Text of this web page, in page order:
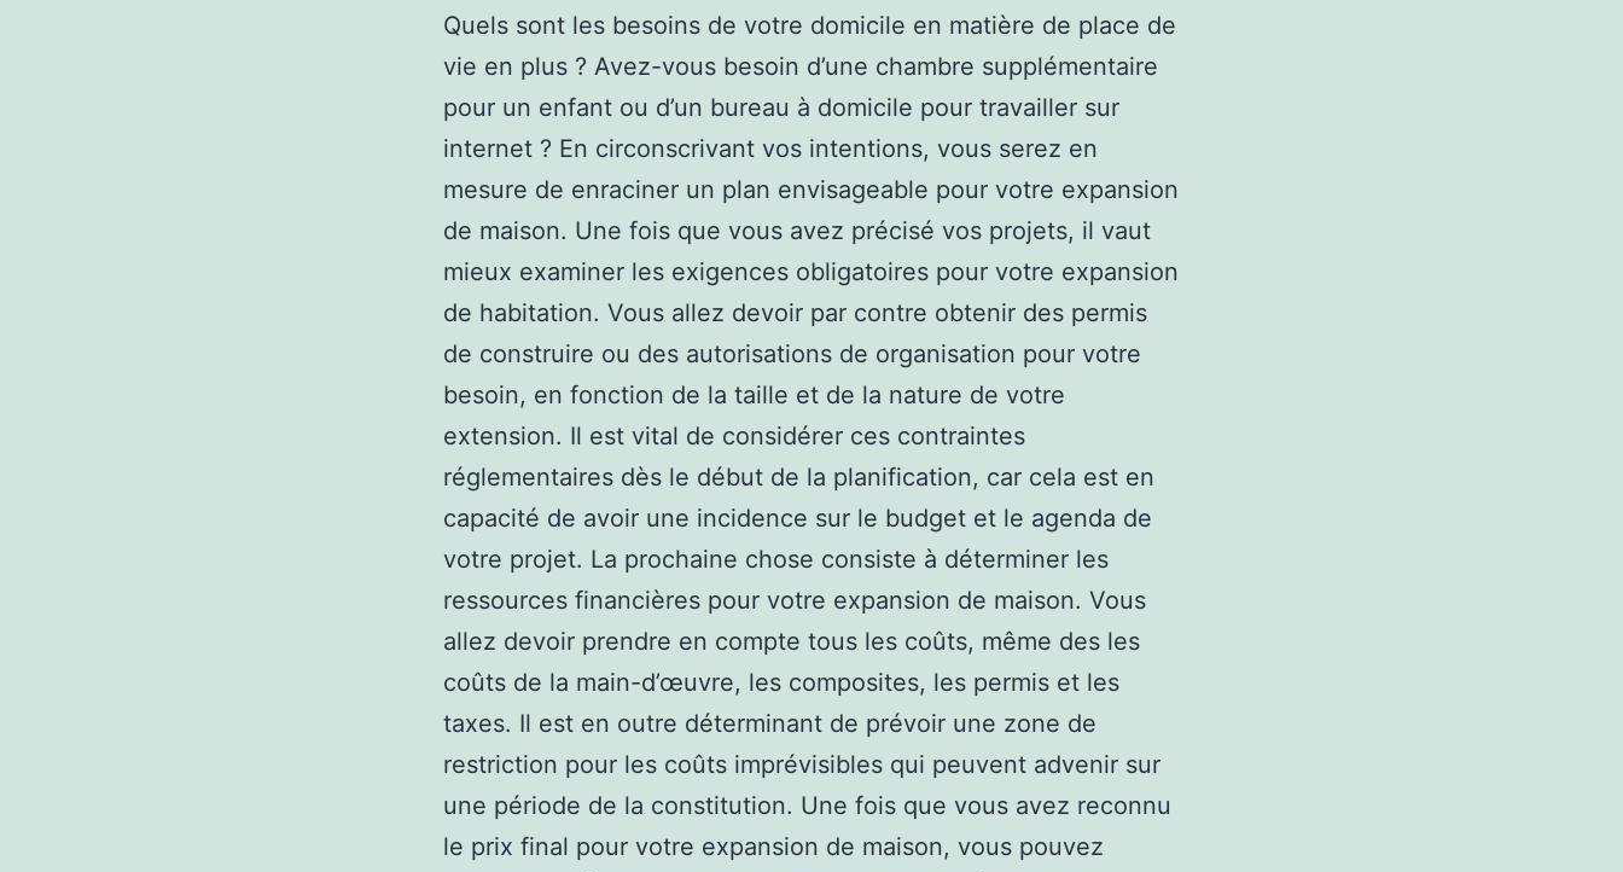
Quels sont les besoins de votre domicile en matière de place de
vie en plus ? Avez-vous besoin d’une chambre supplémentaire
pour un enfant ou d’un bureau à domicile pour travailler sur
internet ? En circonscrivant vos intentions, vous serez en
mesure de enraciner un plan envisageable pour votre expansion
de maison. Une fois que vous avez précisé vos projets, il vaut
mieux examiner les exigences obligatoires pour votre expansion
de habitation. Vous allez devoir par contre obtenir des permis
de construire ou des autorisations de organisation pour votre
besoin, en fonction de la taille et de la nature de votre
extension. Il est vital de considérer ces contraintes
réglementaires dès le début de la planification, car cela est en
capacité de avoir une incidence sur le budget et le agenda de
votre projet. La prochaine chose consiste à déterminer les
ressources financières pour votre expansion de maison. Vous
allez devoir prendre en compte tous les coûts, même des les
coûts de la main-d’œuvre, les composites, les permis et les
taxes. Il est en outre déterminant de prévoir une zone de
restriction pour les coûts imprévisibles qui peuvent advenir sur
une période de la constitution. Une fois que vous avez reconnu
le prix final pour votre expansion de maison, vous pouvez